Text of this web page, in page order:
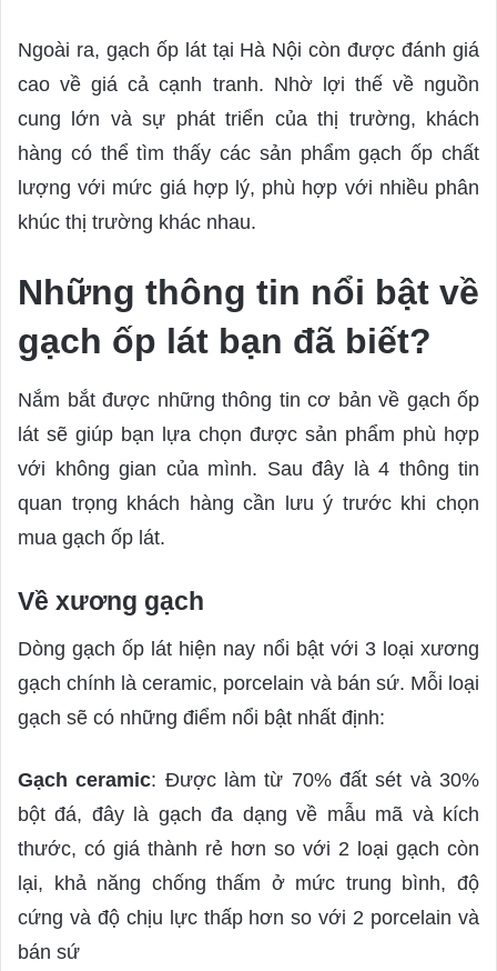
Ngoài ra, gạch ốp lát tại Hà Nội còn được đánh giá
cao về giá cả cạnh tranh. Nhờ lợi thế về nguồn
cung lớn và sự phát triển của thị trường, khách
hàng có thể tìm thấy các sản phẩm gạch ốp chất
lượng với mức giá hợp lý, phù hợp với nhiều phân
khúc thị trường khác nhau.
Những thông tin nổi bật về
gạch ốp lát bạn đã biết?
Nắm bắt được những thông tin cơ bản về gạch ốp
lát sẽ giúp bạn lựa chọn được sản phẩm phù hợp
với không gian của mình. Sau đây là 4 thông tin
quan trọng khách hàng cần lưu ý trước khi chọn
mua gạch ốp lát.
Về xương gạch
Dòng gạch ốp lát hiện nay nổi bật với 3 loại xương
gạch chính là ceramic, porcelain và bán sứ. Mỗi loại
gạch sẽ có những điểm nổi bật nhất định:
Gạch ceramic: Được làm từ 70% đất sét và 30%
bột đá, đây là gạch đa dạng về mẫu mã và kích
thước, có giá thành rẻ hơn so với 2 loại gạch còn
lại, khả năng chống thấm ở mức trung bình, độ
cứng và độ chịu lực thấp hơn so với 2 porcelain và
bán sứ